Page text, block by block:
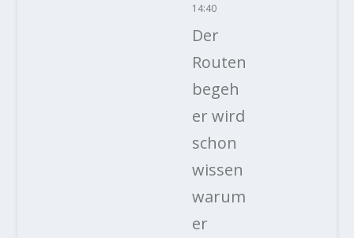
14:40
Der
Routen
begeh
er wird
schon
wissen
warum
er